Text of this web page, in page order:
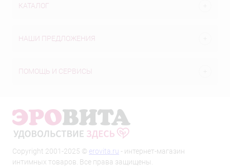
КАТАЛОГ
НАШИ ПРЕДЛОЖЕНИЯ
ПОМОЩЬ И СЕРВИСЫ
Copyright 2001-2025 © erovita.ru - интернет-магазин
интимных товаров. Все права защищены.